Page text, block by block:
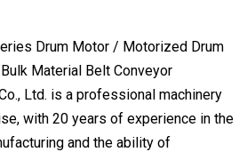
Ltd. is a professional machinery
with 20 years of experience in the
and the ability of